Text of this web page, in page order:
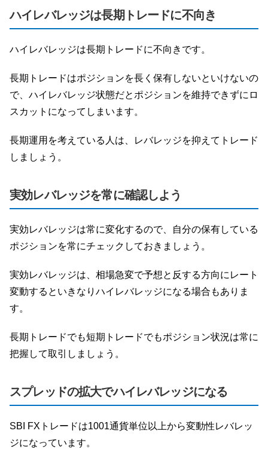
ハイレバレッジは長期トレードに不向き
ハイレバレッジは長期トレードに不向きです。
長期トレードはポジションを長く保有しないといけないの
で、ハイレバレッジ状態だとポジションを維持できずにロ
スカットになってしまいます。
長期運用を考えている人は、レバレッジを抑えてトレード
しましょう。
実効レバレッジを常に確認しよう
実効レバレッジは常に変化するので、自分の保有している
ポジションを常にチェックしておきましょう。
実効レバレッジは、相場急変で予想と反する方向にレート
変動するといきなりハイレバレッジになる場合もありま
す。
長期トレードでも短期トレードでもポジション状況は常に
把握して取引しましょう。
スプレッドの拡大でハイレバレッジになる
SBI FXトレードは1001通貨単位以上から変動性レバレッ
ジになっています。